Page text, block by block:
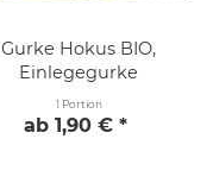
Gurke Hokus BIO,
Einlegegurke
1 Portion
ab 1,90 € *